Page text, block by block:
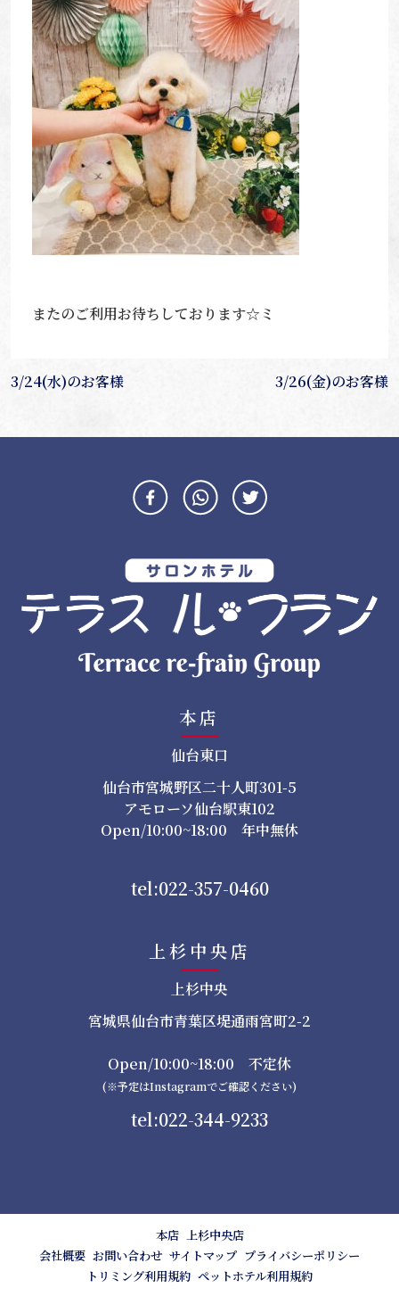
またのご利用お待ちしております☆ミ
投
ビ
3/24(水)のお客様 3/26(金)のお客様
本店
仙台東口
仙台市宮城野区二十人町301-5
アモローソ仙台駅東102
Open/10:00~18:00 年中無休
tel:022-357-0460
上杉中央店
上杉中央
宮城県仙台市青葉区堤通雨宮町2-2
Open/10:00~18:00 不定休
(※予定はInstagramでご確認ください)
tel:022-344-9233
本店 上杉中央店
会社概要 お問い合わせ サイトマップ プライバシーポリシー
トリミング利用規約 ペットホテル利用規約